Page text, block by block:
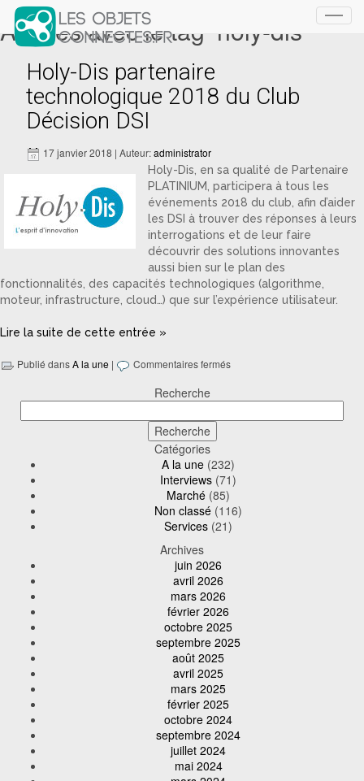
Articles avec le tag ‘holy-dis’
Holy-Dis partenaire
technologique 2018 du Club
Décision DSI
17 janvier 2018 | Auteur:administrator
Holy-Dis, en sa qualité de Partenaire
PLATINIUM, participera à tous les
événements 2018 du club, afin d’aider
les DSI à trouver des réponses à leurs
interrogations et de leur faire
découvrir des solutions innovantes
aussi bien sur le plan des
fonctionnalités, des capacités technologiques (algorithme,
moteur, infrastructure, cloud…) que sur l’expérience utilisateur.
Lire la suite de cette entrée »
Publié dansA la une | Commentaires fermés
Recherche
Catégories
A la une (232)
Interviews (71)
Marché (85)
Non classé (116)
Services (21)
Archives
juin 2026
avril 2026
mars 2026
février 2026
octobre 2025
septembre 2025
août 2025
avril 2025
mars 2025
février 2025
octobre 2024
septembre 2024
juillet 2024
mai 2024